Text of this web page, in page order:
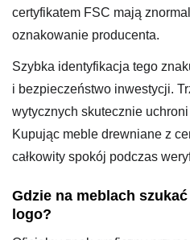
certyfikatem FSC mają
oznakowanie producenta.
Szybka identyfikacja tego
i bezpieczeństwo inwestycji.
wytycznych skutecznie
Kupując meble drewniane z
całkowity spokój podczas
Gdzie na meblach
logo?